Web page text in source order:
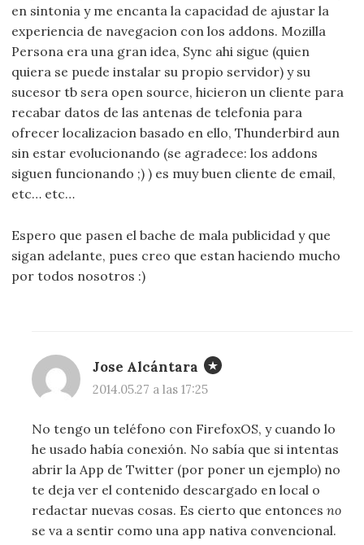
en sintonia y me encanta la capacidad de ajustar la
experiencia de navegacion con los addons. Mozilla
Persona era una gran idea, Sync ahi sigue (quien
quiera se puede instalar su propio servidor) y su
sucesor tb sera open source, hicieron un cliente para
recabar datos de las antenas de telefonia para
ofrecer localizacion basado en ello, Thunderbird aun
sin estar evolucionando (se agradece: los addons
siguen funcionando ;) ) es muy buen cliente de email,
etc… etc…
Espero que pasen el bache de mala publicidad y que
sigan adelante, pues creo que estan haciendo mucho
por todos nosotros :)
Jose Alcántara
2014.05.27 a las 17:25
No tengo un teléfono con FirefoxOS, y cuando lo
he usado había conexión. No sabía que si intentas
abrir la App de Twitter (por poner un ejemplo) no
te deja ver el contenido descargado en local o
redactar nuevas cosas. Es cierto que entoncesno
se va a sentir como una app nativa convencional.